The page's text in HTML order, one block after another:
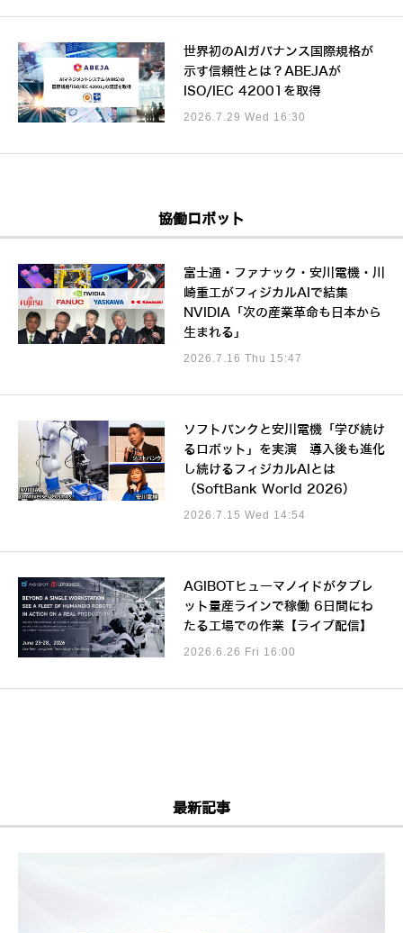
世界初のAIガバナンス国際規格が
示す信頼性とは？ABEJAが
ISO/IEC 42001を取得
2026.7.29 Wed 16:30
協働ロボット
富士通・ファナック・安川電機・川
崎重工がフィジカルAIで結集
NVIDIA「次の産業革命も日本から
生まれる」
2026.7.16 Thu 15:47
ソフトバンクと安川電機「学び続け
るロボット」を実演 導入後も進化
し続けるフィジカルAIとは
（SoftBank World 2026）
2026.7.15 Wed 14:54
AGIBOTヒューマノイドがタブレ
ット量産ラインで稼働 6日間にわ
たる工場での作業【ライブ配信】
2026.6.26 Fri 16:00
最新記事